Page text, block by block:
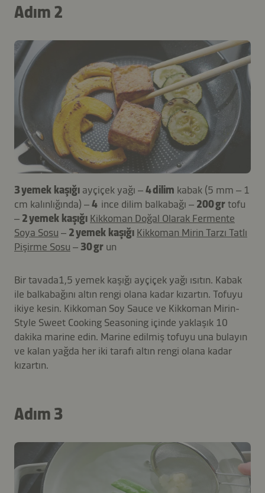
Adım 2
3 yemek kaşığı ayçiçek yağı –4 dilim kabak (5 mm – 1
cm kalınlığında) –4 ince dilim balkabağı – 200 grtofu
– 2 yemek kaşığı Kikkoman Doğal Olarak Fermente
Soya Sosu – 2 yemek kaşığı Kikkoman Mirin Tarzı Tatlı
Pişirme Sosu – 30 gr un
Bir tavada1,5 yemek kaşığı ayçiçek yağı ısıtın. Kabak
ile balkabağını altın rengi olana kadar kızartın. Tofuyu
ikiye kesin. Kikkoman Soy Sauce ve Kikkoman Mirin-
Style Sweet Cooking Seasoning içinde yaklaşık 10
dakika marine edin. Marine edilmiş tofuyu una bulayın
ve kalan yağda her iki tarafı altın rengi olana kadar
kızartın.
Adım 3